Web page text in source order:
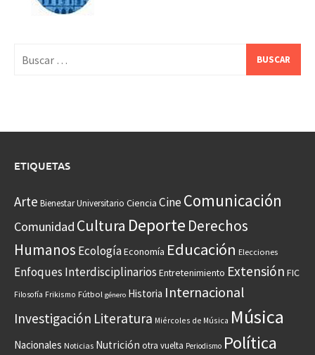
ETIQUETAS
Arte Bienestar Universitario Ciencia CineComunicación
Comunidad Cultura Deporte Derechos
Humanos EcologíaEconomía Educación Elecciones
Enfoques Interdisciplinarios Entretenimiento Extensión FIC
Filosofía Frikismo Fútbol género Historia Internacional
Investigación Literatura Miércoles de Música Música
Nacionales Noticias Nutrición otra vuelta Periodismo Política